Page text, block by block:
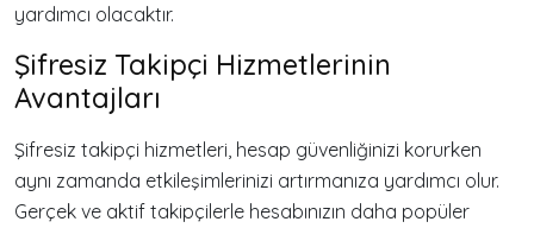
yardımcı olacaktır.
Şifresiz Takipçi Hizmetlerinin
Avantajları
Şifresiz takipçi hizmetleri, hesap güvenliğinizi korurken
aynı zamanda etkileşimlerinizi artırmanıza yardımcı olur.
Gerçek ve aktif takipçilerle hesabınızın daha popüler